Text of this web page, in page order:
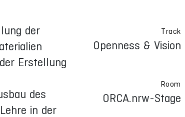
der
Erstellung
des
in der
Track
Openness & Vision
Room
ORCA.nrw-Stage